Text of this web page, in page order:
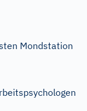
Mondstation